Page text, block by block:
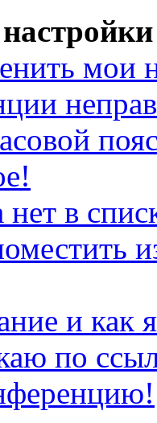
мои
в
и как
по